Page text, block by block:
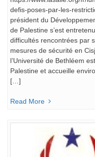
defis-poses-par-les-
président du
de Palestine s’est
difficultés rencontrées par
mesures de sécurité en
l’Université de Bethléem
Palestine et accueille
[…]
Read More